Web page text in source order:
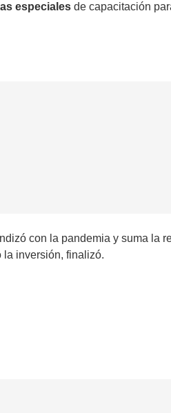
especiales de capacitación
con la pandemia y suma la
la inversión, finalizó.